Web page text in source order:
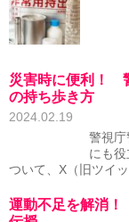
災害時に便利！
の持ち歩き方
2024.02.19
警視
にも
ついて、X（旧ツイ
運動不足を解消